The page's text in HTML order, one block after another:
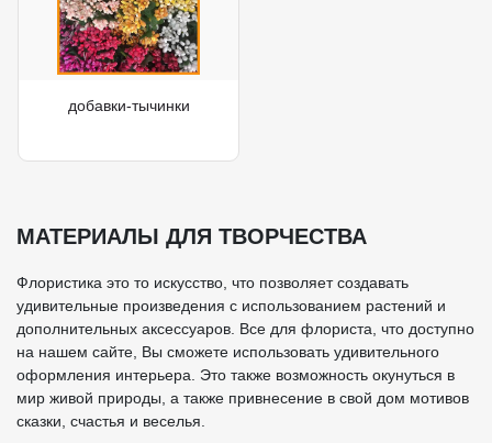
добавки-тычинки
МАТЕРИАЛЫ ДЛЯ ТВОРЧЕСТВА
Флористика это то искусство, что позволяет создавать
удивительные произведения с использованием растений и
дополнительных аксессуаров. Все для флориста, что доступно
на нашем сайте, Вы сможете использовать удивительного
оформления интерьера. Это также возможность окунуться в
мир живой природы, а также привнесение в свой дом мотивов
сказки, счастья и веселья.